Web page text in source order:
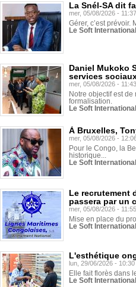
La Snél-SA dit
mer, 05/08/2026 - 11:37
Gérer, c’est prévoir.
Le Soft
Daniel Mukoko
services
mer, 05/08/2026 - 11:43
Notre objectif est
formalisation.
Le Soft
À Bruxelles,
mer, 05/08/2026 -
Pour le Congo, la
historique...
Le Soft
Le recrutement
passera par un
mer, 05/08/2026 - 11:55
Mise en place du
Le Soft
L'esthétique
lun, 29/06/2026 - 10:30
Elle fait florès dans
Le Soft